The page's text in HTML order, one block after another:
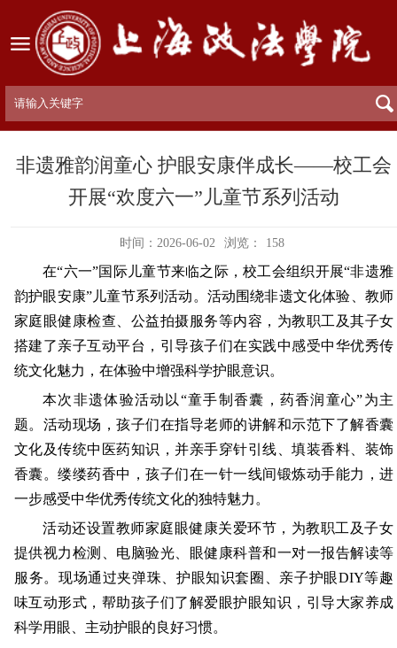
非遗雅韵润童心 护眼安康伴成长——校工会
开展“欢度六一”儿童节系列活动
时间：2026-06-02 浏览： 158
在“六一”国际儿童节来临之际，校工会组织开展“非遗雅
韵护眼安康”儿童节系列活动。活动围绕非遗文化体验、教师
家庭眼健康检查、公益拍摄服务等内容，为教职工及其子女
搭建了亲子互动平台，引导孩子们在实践中感受中华优秀传
统文化魅力，在体验中增强科学护眼意识。
本次非遗体验活动以“童手制香囊，药香润童心”为主
题。活动现场，孩子们在指导老师的讲解和示范下了解香囊
文化及传统中医药知识，并亲手穿针引线、填装香料、装饰
香囊。缕缕药香中，孩子们在一针一线间锻炼动手能力，进
一步感受中华优秀传统文化的独特魅力。
活动还设置教师家庭眼健康关爱环节，为教职工及子女
提供视力检测、电脑验光、眼健康科普和一对一报告解读等
服务。现场通过夹弹珠、护眼知识套圈、亲子护眼DIY等趣
味互动形式，帮助孩子们了解爱眼护眼知识，引导大家养成
科学用眼、主动护眼的良好习惯。